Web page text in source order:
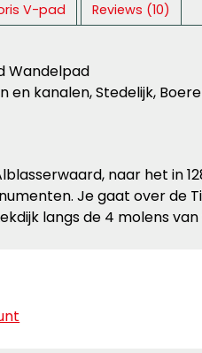
V-pad Reviews (10)
Wandelpad
en kanalen, Stedelijk,
naar het in
Je gaat over de
langs de 4 molens